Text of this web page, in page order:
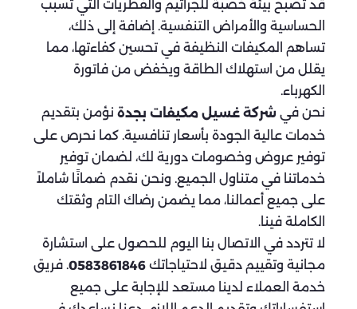
قد تصبح بيئة خصبة للجراثيم والفطريات التي تسبب
الحساسية والأمراض التنفسية. إضافة إلى ذلك،
تساهم المكيفات النظيفة في تحسين كفاءتها، مما
يقلل من استهلاك الطاقة ويخفض من فاتورة
الكهرباء.
نحن في شركة غسيل مكيفات بجدة نؤمن بتقديم
خدمات عالية الجودة بأسعار تنافسية. كما نحرص على
توفير عروض وخصومات دورية لك، لضمان توفير
خدماتنا في متناول الجميع. ونحن نقدم ضمانًا شاملاً
على جميع أعمالنا، مما يضمن رضاك التام وثقتك
الكاملة فينا.
لا تتردد في الاتصال بنا اليوم للحصول على استشارة
مجانية وتقييم دقيق لاحتياجاتك 0583861846. فريق
خدمة العملاء لدينا مستعد للإجابة على جميع